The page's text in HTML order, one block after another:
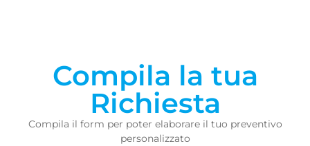
Compila la tua
Richiesta
Compila il form per poter elaborare il tuo preventivo
personalizzato